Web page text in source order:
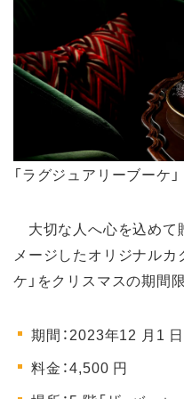
「ラグジュアリーブーケ」
大切な人へ心を込めて
メージしたオリジナルカ
ケ」をクリスマスの期間
期間：2023年12 月1 日
料金：4,500 円